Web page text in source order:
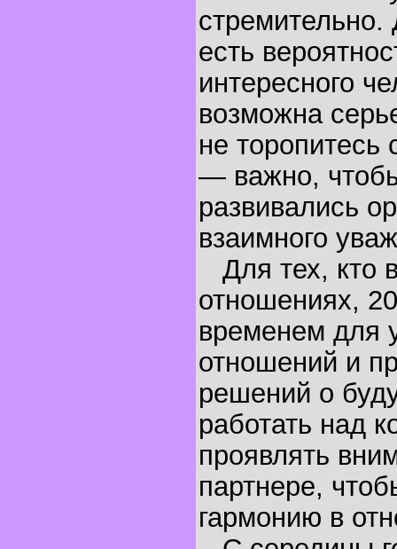
стремительно.
есть
интересного
возможна
не
— важно,
развивались
взаимного
Для тех, кто
отношениях,
временем для
отношений и
решений о
работать над
проявлять
партнере,
гармонию в